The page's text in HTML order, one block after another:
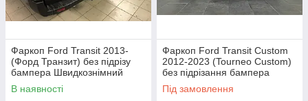
Фаркоп Ford Transit 2013-
(Форд Транзит) без підрізу
бампера Швидкознімний
автомат на ручці
В наявності
Фаркоп Ford Transit Custom
2012-2023 (Tourneo Custom)
без підрізання бампера
Швидкознімний автомат на
ручці
Під замовлення